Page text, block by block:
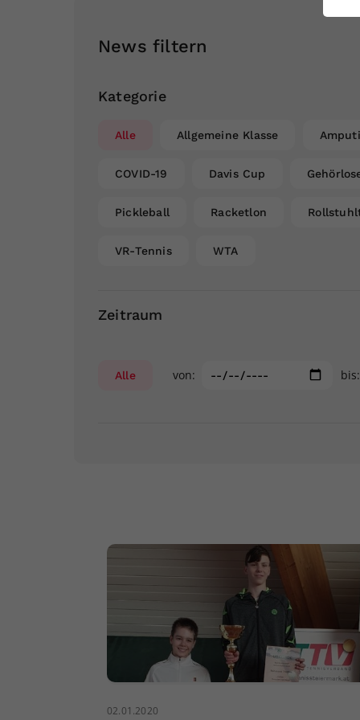
News filtern
Kategorie
Alle Allgemeine Klasse
COVID-19 Davis Cup
Pickleball Racketlon
VR-Tennis WTA
Zeitraum
Alle von: bis:
02.01.2020